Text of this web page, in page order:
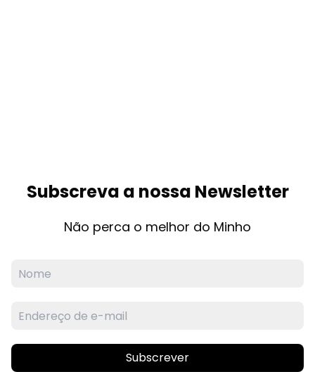
Subscreva a nossa Newsletter
Não perca o melhor do Minho
Subscrever